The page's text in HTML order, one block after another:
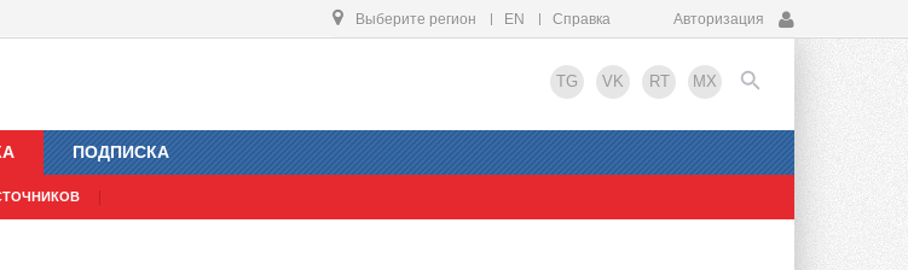
Выберите регион EN Справка Авторизация
TG VK RT MX
ПОДПИСКА